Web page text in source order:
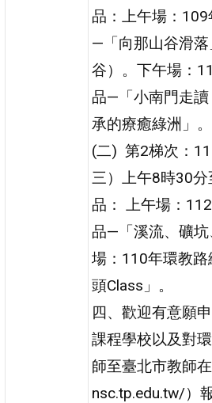
品：上午場：
—「向那山谷滑
谷）。下午場：
品—「小南門走
承的療癒綠洲」。
(二) 第2梯次：
三）上午8時30
品： 上午場：
品—「溪流、礦
場：110年環教
頭Class」。
四、歡迎有意願
課程學校以及對
師至臺北市教師
nsc.tp.edu.tw/）